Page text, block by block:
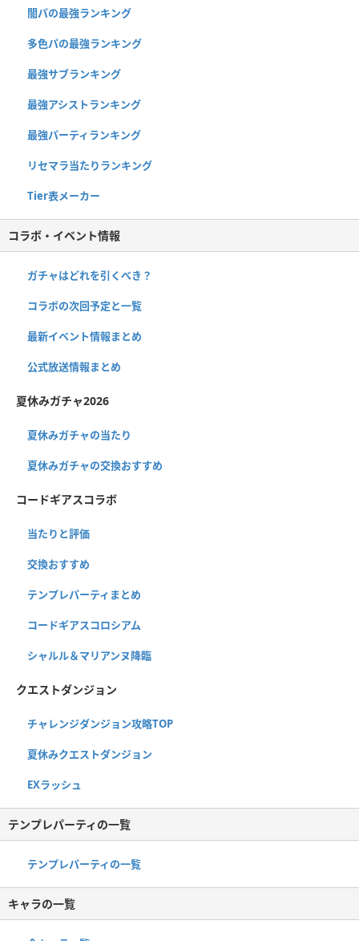
闇パの最強ランキング
多色パの最強ランキング
最強サブランキング
最強アシストランキング
最強パーティランキング
リセマラ当たりランキング
Tier表メーカー
コラボ・イベント情報
ガチャはどれを引くべき？
コラボの次回予定と一覧
最新イベント情報まとめ
公式放送情報まとめ
夏休みガチャ2026
夏休みガチャの当たり
夏休みガチャの交換おすすめ
コードギアスコラボ
当たりと評価
交換おすすめ
テンプレパーティまとめ
コードギアスコロシアム
シャルル＆マリアンヌ降臨
クエストダンジョン
チャレンジダンジョン攻略TOP
夏休みクエストダンジョン
EXラッシュ
テンプレパーティの一覧
テンプレパーティの一覧
キャラの一覧